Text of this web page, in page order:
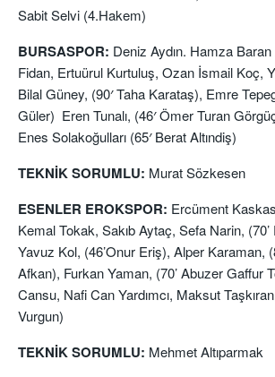
Sabit Selvi (4.Hakem)
BURSASPOR: Deniz Aydın. Hamza Baran
Fidan, Ertuürul Kurtuluş, Ozan İsmail Koç,
Bilal Güney, (90′ Taha Karataş), Emre
Güler) Eren Tunalı, (46′ Ömer Turan
Enes Solakoğulları (65′ Berat Altındiş)
TEKNİK SORUMLU: Murat Sözkesen
ESENLER EROKSPOR: Ercüment
Kemal Tokak, Sakıb Aytaç, Sefa Narin,
Yavuz Kol, (46’Onur Eriş), Alper Karaman,
Afkan), Furkan Yaman, (70’ Abuzer Gaffur
Cansu, Nafi Can Yardımcı, Maksut
Vurgun)
TEKNİK SORUMLU: Mehmet Altıparmak